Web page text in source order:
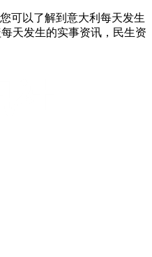
可以了解到意大利每天发生
天发生的实事资讯，民生资